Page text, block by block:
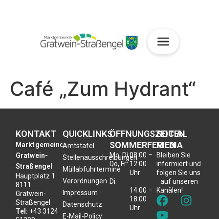
Café „Zum Hydrant“
KONTAKT
Marktgemeinde
Gratwein-
Straßengel
Hauptplatz 1
8111
Gratwein-
Straßengel
Tel: +43 3124
QUICKLINKS
Amtstafel
Stellenausschreibungen
Müllabfuhrtermine
Verordnungen
Impressum
Datenschutz
E-Mail-Policy
ÖFFNUNGSZEITEN
SOMMERFERIEN
Mo, Di,
Do, Fr:
Di:
08:00 –
12:00
Uhr
14:00 –
18:00
Uhr
SOCIAL
MEDIA
Bleiben Sie
informiert und
folgen Sie uns
auf unseren
Kanälen!